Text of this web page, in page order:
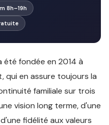
8h–19h
fondée en 2014 à
qui en assure toujours la
familiale sur trois
vision long terme, d'une
fidélité aux valeurs